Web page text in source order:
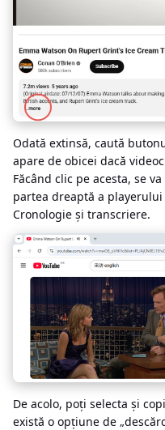
Odată extinsă, caută
apare de obicei dacă
Făcând clic pe acesta, se
partea dreaptă a
Cronologie și transcriere.
De acolo, poți selecta și
există o opțiune de